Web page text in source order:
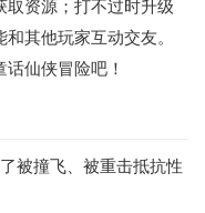
取资源；打不过时升级
其他玩家互动交友。
仙侠冒险吧！
被撞飞、被重击抵抗性